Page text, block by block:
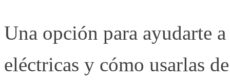
Una opción para ayudarte
eléctricas y cómo usarlas